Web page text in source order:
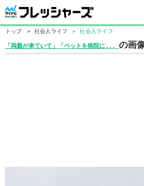
トップ > 社会人ライフ > 社会人ライフ
「両親が来ていて」「ペットを病院に... の画